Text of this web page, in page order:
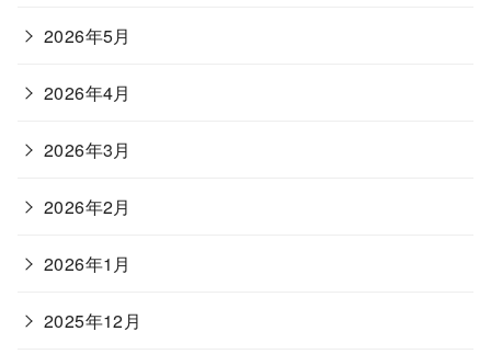
2026年5月
2026年4月
2026年3月
2026年2月
2026年1月
2025年12月